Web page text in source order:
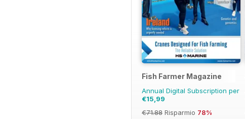
Fish Farmer Magazine
Annual Digital Subscription per
€15,99
€71.88 Risparmio 78%